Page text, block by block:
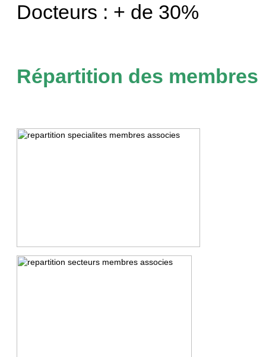
Docteurs : + de 30%
Répartition des membres